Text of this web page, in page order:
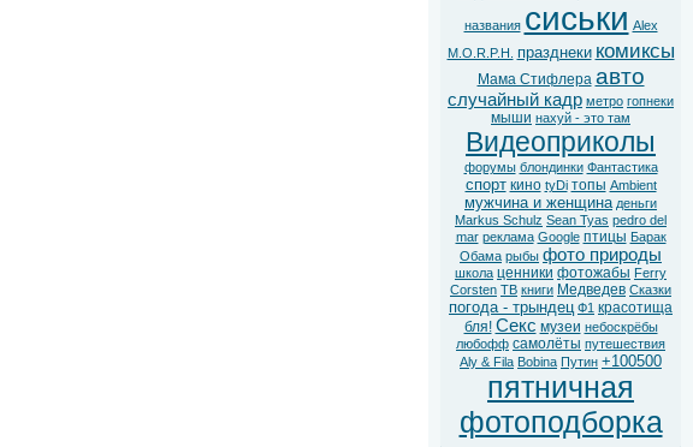
названия сиськи Alex
M.O.R.P.H.
празднеки комиксы
Мама Стифлера авто
случайный кадр метро гопнеки
мыши нахуй - это там
Видеоприколы
форумы блондинки Фантастика
спорт кино tyDi топы Ambient
мужчина и женщина деньги
Markus Schulz Sean Tyas pedro del
mar реклама Google птицы Барак
Обама рыбы фото природы
школа ценники фотожабы Ferry
Corsten ТВ книги Медведев Сказки
погода - трындец Ф1 красотища
бля! Секс музеи небоскрёбы
любофф самолёты путешествия
Aly & Fila Bobina Путин +100500
пятничная
фотоподборка